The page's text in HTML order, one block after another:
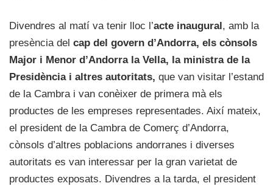
Divendres al matí va tenir lloc l’acte inaugural, amb la
presència del cap del govern d’Andorra, els cònsols
Major i Menor d’Andorra la Vella, la ministra de la
Presidència i altres autoritats, que van visitar l’estand
de la Cambra i van conèixer de primera mà els
productes de les empreses representades. Així mateix,
el president de la Cambra de Comerç d’Andorra,
cònsols d’altres poblacions andorranes i diverses
autoritats es van interessar per la gran varietat de
productes exposats. Divendres a la tarda, el president